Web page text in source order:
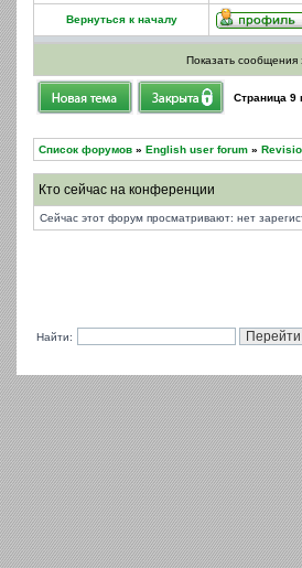
Вернуться к началу
Показать сообщения
Страница 9
Список форумов » English user forum »
Кто сейчас на конференции
Сейчас этот форум просматривают: нет
Найти: